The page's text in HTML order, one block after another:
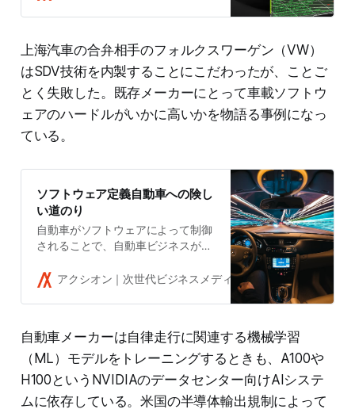
上海汽車の合弁相手のフォルクスワーゲン（VW）
はSDV技術を内製することにこだわったが、ことご
とく失敗した。既存メーカーにとって車載ソフトウ
ェアのハードルがいかに高いかを物語る事例になっ
ている。
ソフトウェア定義自動車への険し
い道のり
自動車がソフトウェアによって制御
されることで、自動車ビジネスが抜
業界関係者の共通認識になってい
る。
アクシオン｜次世代ビジネスメディア 吉田拓史
自動車メーカーは自律走行に関連する機械学習
（ML）モデルをトレーニングするときも、A100や
H100というNVIDIAのデータセンター向けAIシステ
ムに依存している。米国の半導体輸出規制によって